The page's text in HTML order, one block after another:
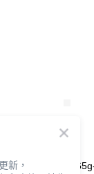
星太郎點心麵
新，